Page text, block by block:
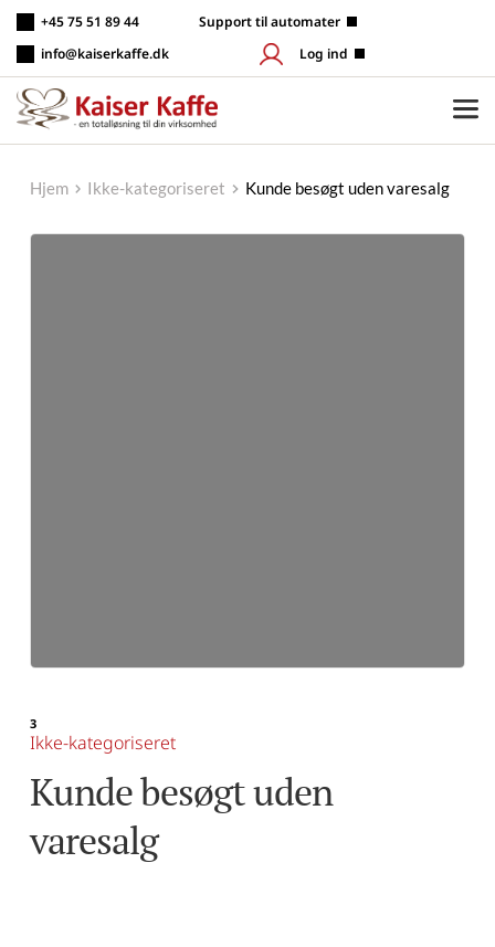
indhold
+45 75 51 89 44
info@kaiserkaffe.dk
Support til automater
Log ind
Hjem Ikke-kategoriseret Kunde besøgt uden varesalg
3
Ikke-kategoriseret
Kunde besøgt uden
varesalg